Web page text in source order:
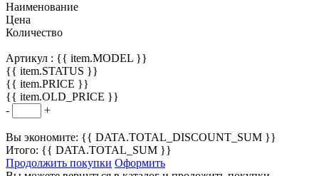
Наименование
Цена
Количество
Артикул : {{ item.MODEL }}
{{ item.STATUS }}
{{ item.PRICE }}
{{ item.OLD_PRICE }}
-
+
Вы экономите: {{ DATA.TOTAL_DISCOUNT_SUM }}
Итого: {{ DATA.TOTAL_SUM }}
Продолжить покупки Оформить